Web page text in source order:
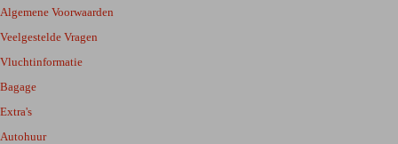
Algemene Voorwaarden
Veelgestelde Vragen
Vluchtinformatie
Bagage
Extra's
Autohuur